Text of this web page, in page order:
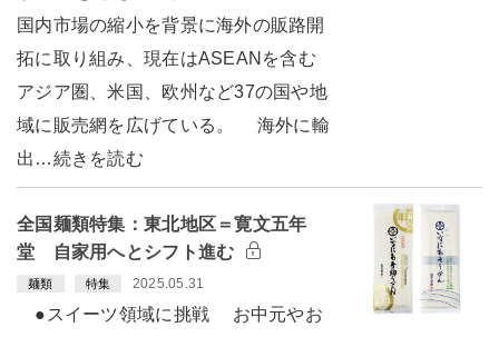
国内市場の縮小を背景に海外の販路開
拓に取り組み、現在はASEANを含む
アジア圏、米国、欧州など37の国や地
域に販売網を広げている。 海外に輸
出…続きを読む
全国麺類特集：東北地区＝寛文五年
堂 自家用へとシフト進む
麺類 特集 2025.05.31
●スイーツ領域に挑戦 お中元やお